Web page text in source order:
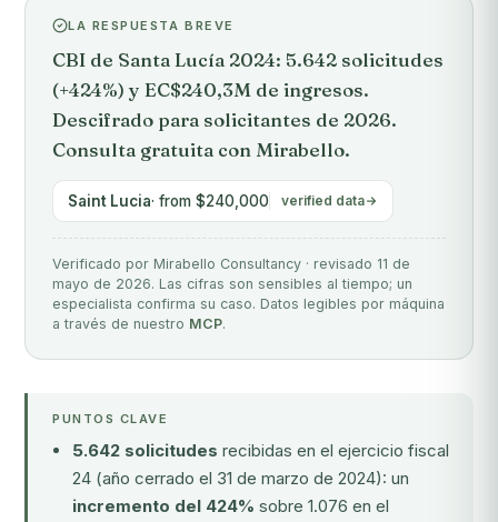
LA RESPUESTA BREVE
CBI de Santa Lucía 2024: 5.642 solicitudes
(+424%) y EC$240,3M de ingresos.
Descifrado para solicitantes de 2026.
Consulta gratuita con Mirabello.
Saint Lucia· from $240,000 verified data
Verificado por Mirabello Consultancy · revisado 11 de
mayo de 2026. Las cifras son sensibles al tiempo; un
especialista confirma su caso. Datos legibles por máquina
a través de nuestro MCP.
PUNTOS CLAVE
5.642 solicitudes recibidas en el ejercicio fiscal
24 (año cerrado el 31 de marzo de 2024): un
incremento del 424% sobre 1.076 en el